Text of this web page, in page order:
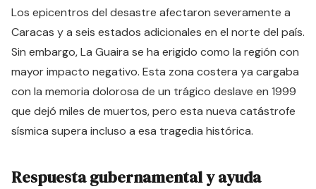
Los epicentros del desastre afectaron severamente a
Caracas y a seis estados adicionales en el norte del país.
Sin embargo, La Guaira se ha erigido como la región con
mayor impacto negativo. Esta zona costera ya cargaba
con la memoria dolorosa de un trágico deslave en 1999
que dejó miles de muertos, pero esta nueva catástrofe
sísmica supera incluso a esa tragedia histórica.
Respuesta gubernamental y ayuda